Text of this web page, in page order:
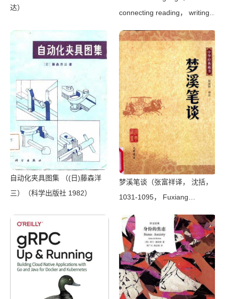
达）
connecting reading， writing，
Lindfors）（Teachers College
Press 2008）
自动化夹具图集 （(日)藤森洋
三）（科学出版社 1982）
梦溪笔谈（张富祥译， 沈括，
1031-1095， Fuxiang
2009）